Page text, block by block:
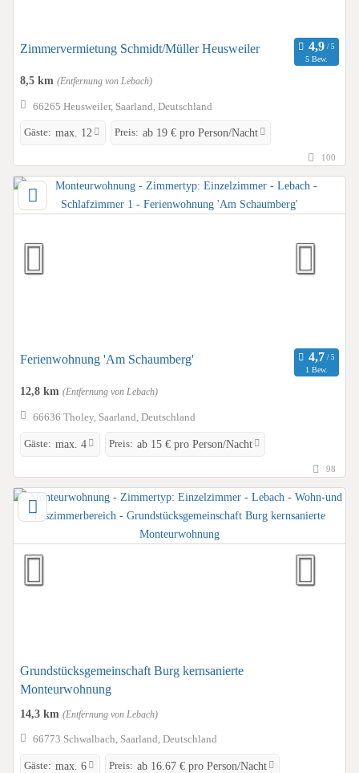
Zimmervermietung Schmidt/Müller Heusweiler
5 Bew.
8,5 km (Entfernung von Lebach)
66265 Heusweiler, Saarland, Deutschland
Gäste: max. 12 Preis: ab 19 € pro Person/Nacht
100
Ferienwohnung 'Am Schaumberg'
1 Bew.
12,8 km (Entfernung von Lebach)
66636 Tholey, Saarland, Deutschland
Gäste: max. 4 Preis: ab 15 € pro Person/Nacht
98
Grundstücksgemeinschaft Burg kernsanierte
Monteurwohnung
14,3 km (Entfernung von Lebach)
66773 Schwalbach, Saarland, Deutschland
Gäste: max. 6 Preis: ab 16.67 € pro Person/Nacht